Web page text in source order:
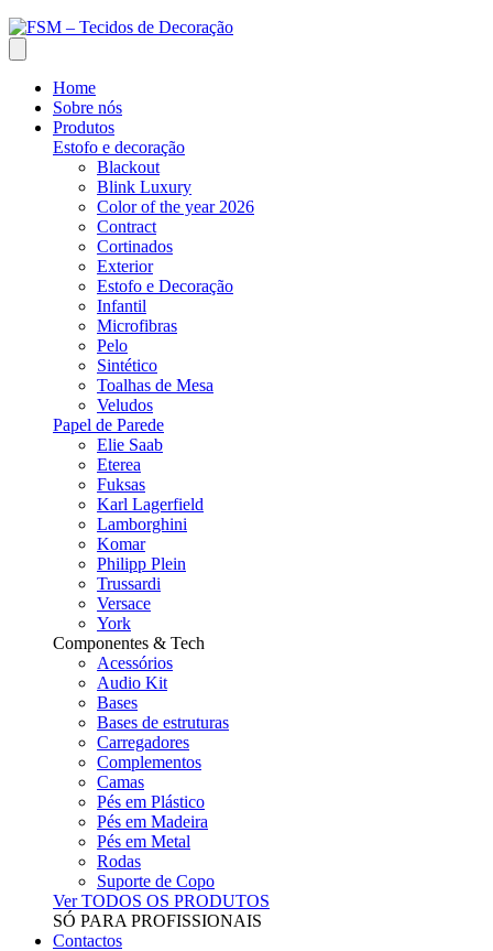
Home
Sobre nós
Produtos
Estofo e decoração
Blackout
Blink Luxury
Color of the year 2026
Contract
Cortinados
Exterior
Estofo e Decoração
Infantil
Microfibras
Pelo
Sintético
Toalhas de Mesa
Veludos
Papel de Parede
Elie Saab
Eterea
Fuksas
Karl Lagerfield
Lamborghini
Komar
Philipp Plein
Trussardi
Versace
York
Componentes & Tech
Acessórios
Audio Kit
Bases
Bases de estruturas
Carregadores
Complementos
Camas
Pés em Plástico
Pés em Madeira
Pés em Metal
Rodas
Suporte de Copo
Ver TODOS OS PRODUTOS
SÓ PARA PROFISSIONAIS
Contactos